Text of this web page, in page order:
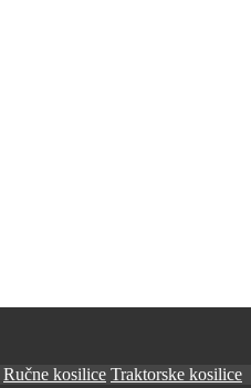
Ručne kosilice Traktorske kosilice